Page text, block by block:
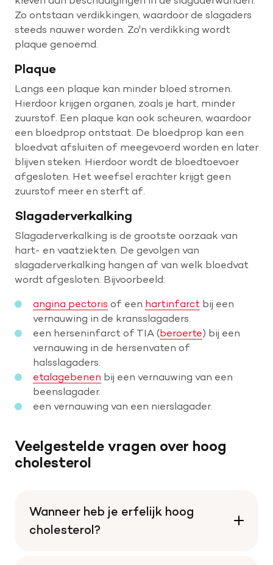
Zo ontstaan verdikkingen, waardoor de slagaders
steeds nauwer worden. Zo'n verdikking wordt
plaque genoemd.
Plaque
Langs een plaque kan minder bloed stromen.
Hierdoor krijgen organen, zoals je hart, minder
zuurstof. Een plaque kan ook scheuren, waardoor
een bloedprop ontstaat. De bloedprop kan een
bloedvat afsluiten of meegevoerd worden en later
blijven steken. Hierdoor wordt de bloedtoevoer
afgesloten. Het weefsel erachter krijgt geen
zuurstof meer en sterft af.
Slagaderverkalking
Slagaderverkalking is de grootste oorzaak van
hart- en vaatziekten. De gevolgen van
slagaderverkalking hangen af van welk bloedvat
wordt afgesloten. Bijvoorbeeld:
angina pectoris of een hartinfarct bij een
vernauwing in de kransslagaders.
een herseninfarct of TIA (beroerte) bij een
vernauwing in de hersenvaten of
halsslagaders.
etalagebenen bij een vernauwing van een
beenslagader.
een vernauwing van een nierslagader.
Veelgestelde vragen over hoog
cholesterol
Wanneer heb je erfelijk hoog
cholesterol?